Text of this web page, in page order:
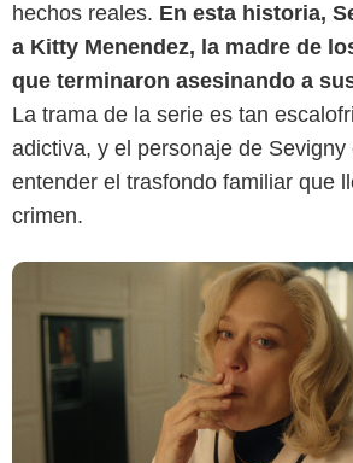
hechos reales. En esta historia,
a Kitty Menendez, la madre de
que terminaron asesinando a
La trama de la serie es tan
adictiva, y el personaje de
entender el trasfondo familiar que
crimen.
Betches